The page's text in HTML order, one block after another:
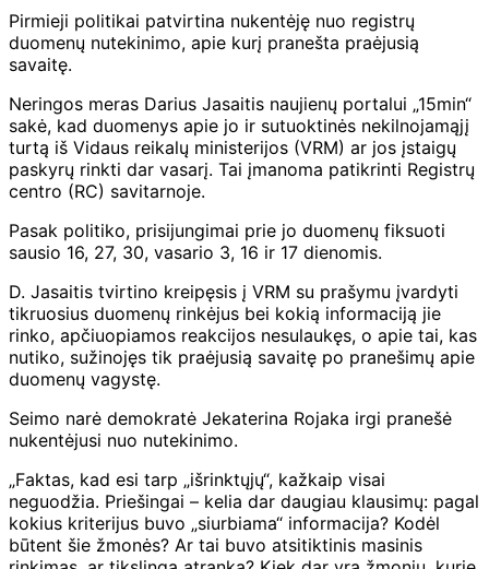
Pirmieji politikai patvirtina nukentėję nuo registrų
duomenų nutekinimo, apie kurį pranešta praėjusią
savaitę.
Neringos meras Darius Jasaitis naujienų portalui „15min“
sakė, kad duomenys apie jo ir sutuoktinės nekilnojamąjį
turtą iš Vidaus reikalų ministerijos (VRM) ar jos įstaigų
paskyrų rinkti dar vasarį. Tai įmanoma patikrinti Registrų
centro (RC) savitarnoje.
Pasak politiko, prisijungimai prie jo duomenų fiksuoti
sausio 16, 27, 30, vasario 3, 16 ir 17 dienomis.
D. Jasaitis tvirtino kreipęsis į VRM su prašymu įvardyti
tikruosius duomenų rinkėjus bei kokią informaciją jie
rinko, apčiuopiamos reakcijos nesulaukęs, o apie tai, kas
nutiko, sužinojęs tik praėjusią savaitę po pranešimų apie
duomenų vagystę.
Seimo narė demokratė Jekaterina Rojaka irgi pranešė
nukentėjusi nuo nutekinimo.
„Faktas, kad esi tarp „išrinktųjų“, kažkaip visai
neguodžia. Priešingai – kelia dar daugiau klausimų: pagal
kokius kriterijus buvo „siurbiama“ informacija? Kodėl
būtent šie žmonės? Ar tai buvo atsitiktinis masinis